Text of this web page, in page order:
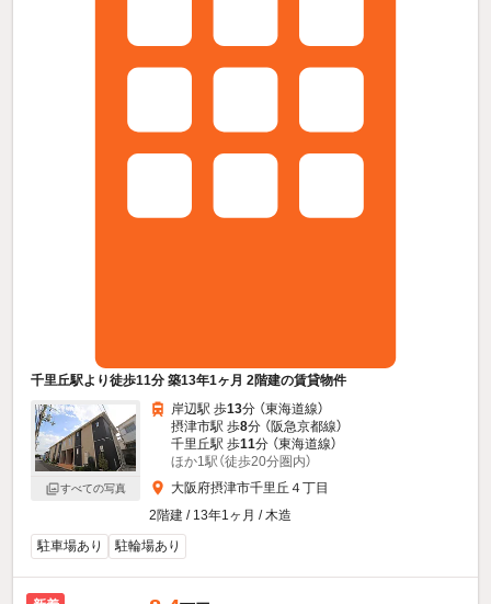
千里丘駅より徒歩11分 築13年1ヶ月 2階建の賃貸物件
すべての写真
岸辺駅 歩13分 （東海道線）
摂津市駅 歩8分 （阪急京都線）
千里丘駅 歩11分 （東海道線）
ほか1駅（徒歩20分圏内）
大阪府摂津市千里丘４丁目
2階建 / 13年1ヶ月 / 木造
駐車場あり
駐輪場あり